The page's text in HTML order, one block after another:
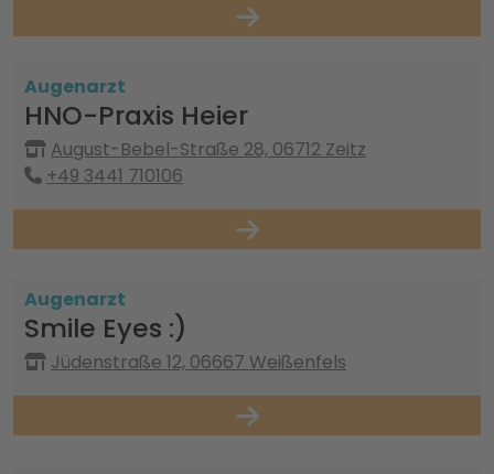
Augenarzt
HNO-Praxis Heier
August-Bebel-Straße 28, 06712 Zeitz
+49 3441 710106
Augenarzt
Smile Eyes :)
Jüdenstraße 12, 06667 Weißenfels